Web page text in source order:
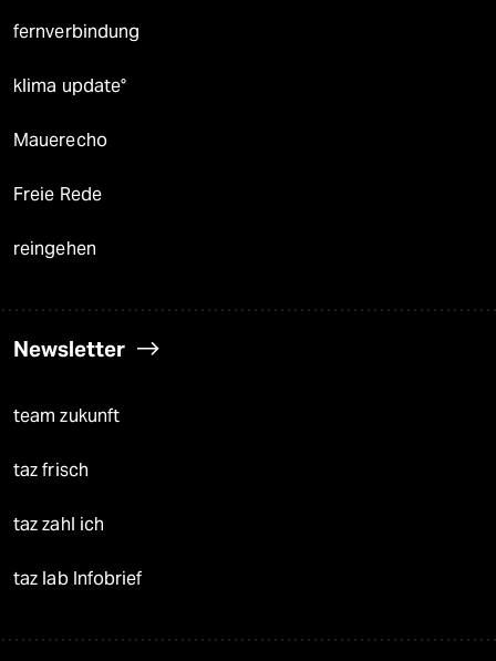
fernverbindung
klima update°
Mauerecho
Freie Rede
reingehen
Newsletter
team zukunft
taz frisch
taz zahl ich
taz lab Infobrief